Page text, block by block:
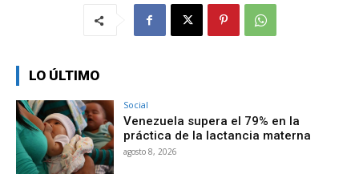
LO ÚLTIMO
Social
Venezuela supera el 79% en la
práctica de la lactancia materna
agosto 8, 2026